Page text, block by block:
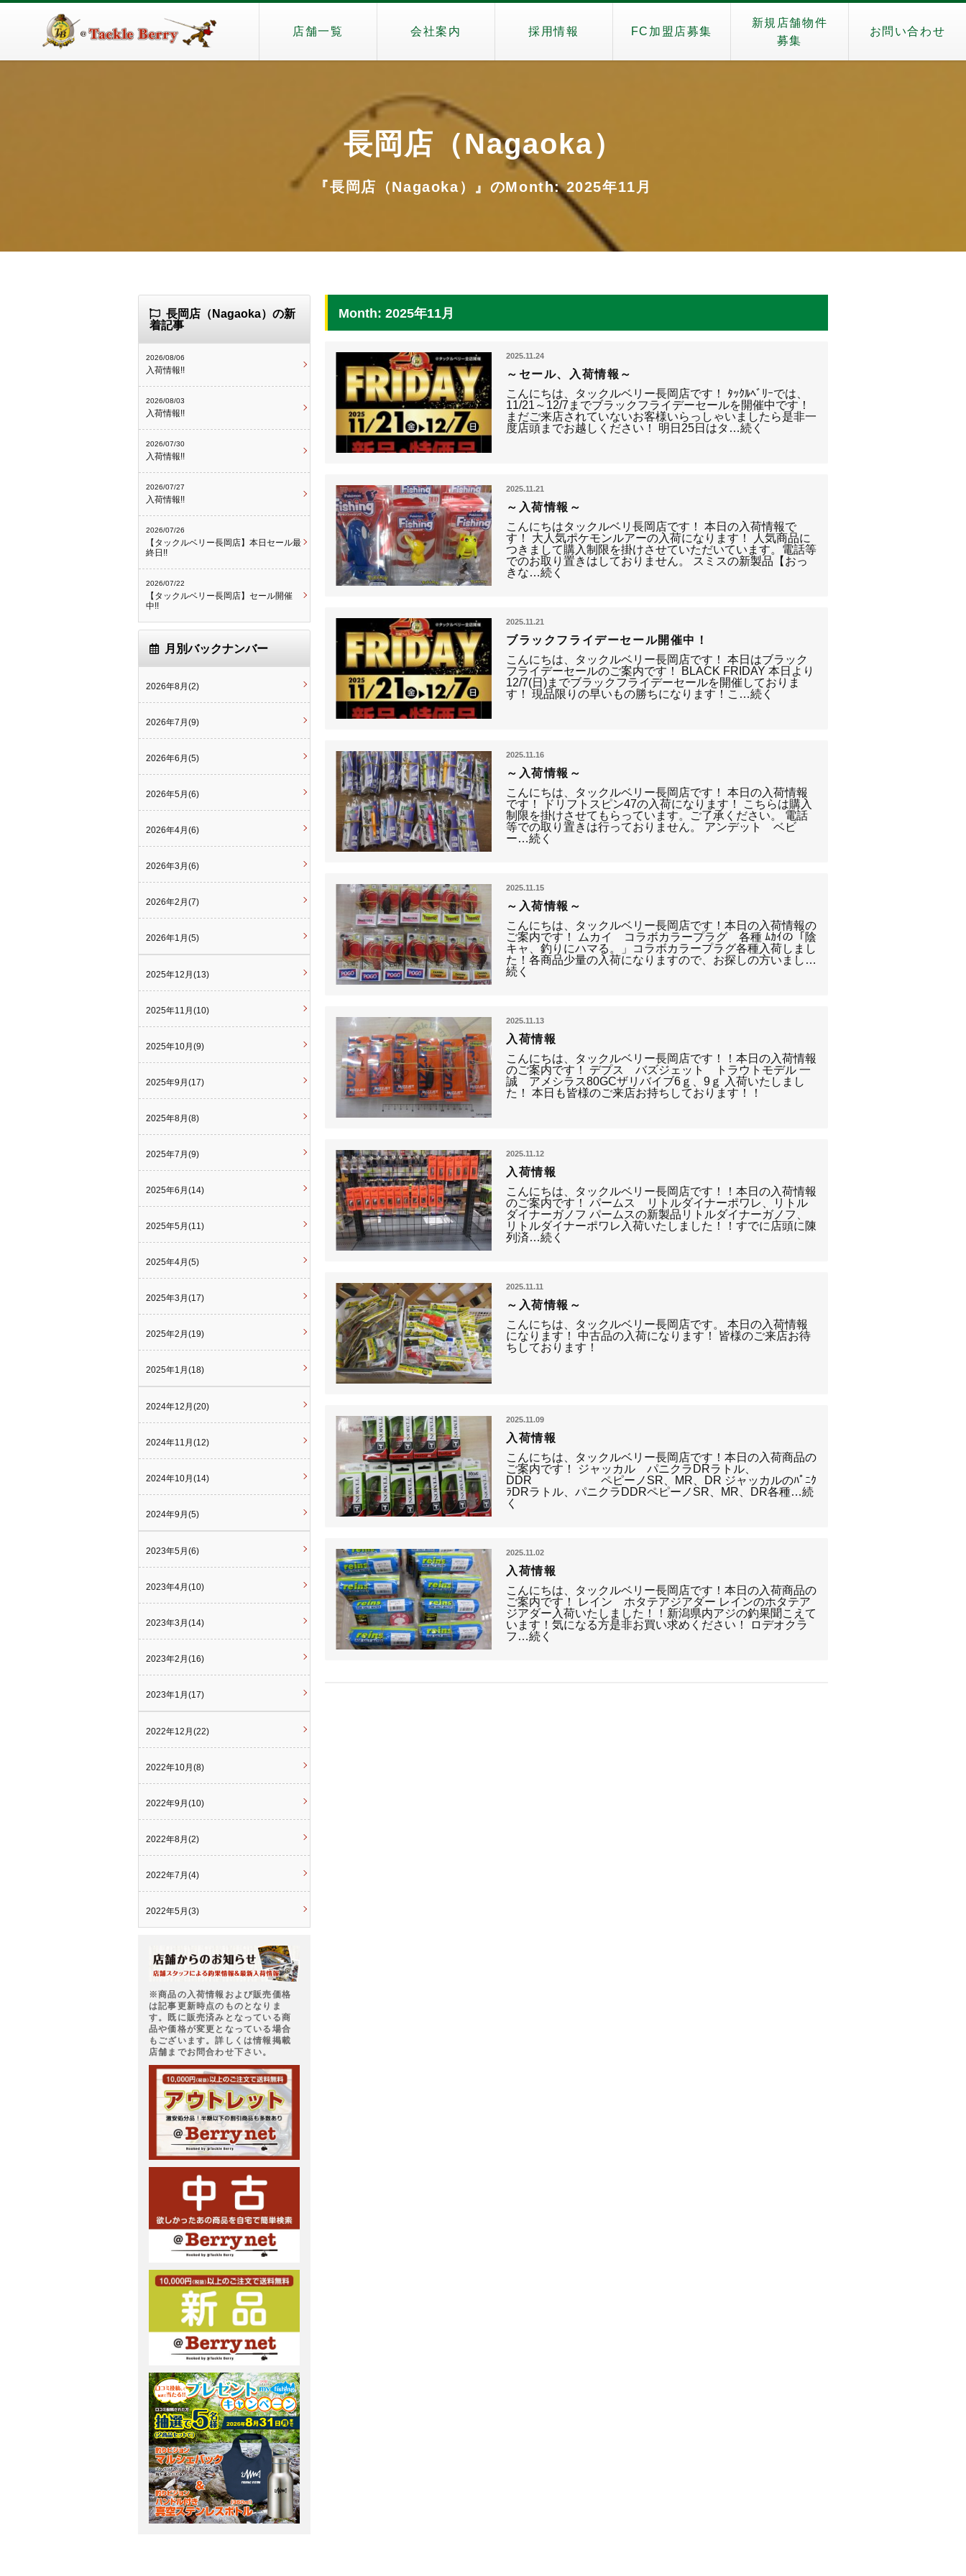
店舗一覧 会社案内 採用情報 FC加盟店募集
新規店舗物件
募集
お問い合わせ
長岡店（Nagaoka）
『長岡店（Nagaoka）』のMonth: 2025年11月
Month: 2025年11月
2025.11.24
～セール、入荷情報～
こんにちは、タックルベリー長岡店です！ ﾀｯｸﾙﾍﾞﾘｰでは、
11/21～12/7までブラックフライデーセールを開催中です！
まだご来店されていないお客様いらっしゃいましたら是非一
度店頭までお越しください！ 明日25日はタ…続く
2025.11.21
～入荷情報～
こんにちはタックルベリ長岡店です！ 本日の入荷情報で
す！ 大人気ポケモンルアーの入荷になります！ 人気商品に
つきまして購入制限を掛けさせていただいています。電話等
でのお取り置きはしておりません。 スミスの新製品【おっ
きな…続く
2025.11.21
ブラックフライデーセール開催中！
こんにちは、タックルベリー長岡店です！ 本日はブラック
フライデーセールのご案内です！ BLACK FRIDAY 本日より
12/7(日)までブラックフライデーセールを開催しておりま
す！ 現品限りの早いもの勝ちになります！こ…続く
2025.11.16
～入荷情報～
こんにちは、タックルベリー長岡店です！ 本日の入荷情報
です！ ドリフトスピン47の入荷になります！ こちらは購入
制限を掛けさせてもらっています。ご了承ください。 電話
等での取り置きは行っておりません。 アンデット ベビ
ー…続く
2025.11.15
～入荷情報～
こんにちは、タックルベリー長岡店です！本日の入荷情報の
ご案内です！ ムカイ コラボカラープラグ 各種 ﾑｶｲの「陰
キャ、釣りにハマる。」コラボカラープラグ各種入荷しまし
た！各商品少量の入荷になりますので、お探しの方いまし…
続く
2025.11.13
入荷情報
こんにちは、タックルベリー長岡店です！！本日の入荷情報
のご案内です！ デプス バズジェット トラウトモデル 一
誠 アメシラス80GCザリバイブ6ｇ、9ｇ 入荷いたしまし
た！ 本日も皆様のご来店お持ちしております！！
2025.11.12
入荷情報
こんにちは、タックルベリー長岡店です！！本日の入荷情報
のご案内です！ パームス リトルダイナーポワレ、リトル
ダイナーガノフ パームスの新製品リトルダイナーガノフ、
リトルダイナーポワレ入荷いたしました！！すでに店頭に陳
列済…続く
2025.11.11
～入荷情報～
こんにちは、タックルベリー長岡店です。 本日の入荷情報
になります！ 中古品の入荷になります！ 皆様のご来店お待
ちしております！
2025.11.09
入荷情報
こんにちは、タックルベリー長岡店です！本日の入荷商品の
ご案内です！ ジャッカル パニクラDRラトル、
DDR ペピーノSR、MR、DR ジャッカルのﾊﾟﾆｸ
ﾗDRラトル、パニクラDDRペピーノSR、MR、DR各種…続
く
2025.11.02
入荷情報
こんにちは、タックルベリー長岡店です！本日の入荷商品の
ご案内です！ レイン ホタテアジアダー レインのホタテア
ジアダー入荷いたしました！！新潟県内アジの釣果聞こえて
います！気になる方是非お買い求めください！ ロデオクラ
フ…続く
長岡店（Nagaoka）の新
着記事
2026/08/06
入荷情報!!
2026/08/03
入荷情報!!
2026/07/30
入荷情報!!
2026/07/27
入荷情報!!
2026/07/26
【タックルベリー長岡店】本日セール最
終日!!
2026/07/22
【タックルベリー長岡店】セール開催
中!!
月別バックナンバー
2026年8月(2)
2026年7月(9)
2026年6月(5)
2026年5月(6)
2026年4月(6)
2026年3月(6)
2026年2月(7)
2026年1月(5)
2025年12月(13)
2025年11月(10)
2025年10月(9)
2025年9月(17)
2025年8月(8)
2025年7月(9)
2025年6月(14)
2025年5月(11)
2025年4月(5)
2025年3月(17)
2025年2月(19)
2025年1月(18)
2024年12月(20)
2024年11月(12)
2024年10月(14)
2024年9月(5)
2023年5月(6)
2023年4月(10)
2023年3月(14)
2023年2月(16)
2023年1月(17)
2022年12月(22)
2022年10月(8)
2022年9月(10)
2022年8月(2)
2022年7月(4)
2022年5月(3)
※商品の入荷情報および販売価格
は記事更新時点のものとなりま
す。既に販売済みとなっている商
品や価格が変更となっている場合
もございます。詳しくは情報掲載
店舗までお問合わせ下さい。